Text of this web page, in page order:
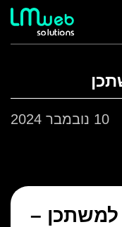
10 נובמבר 2024
למשתכן –